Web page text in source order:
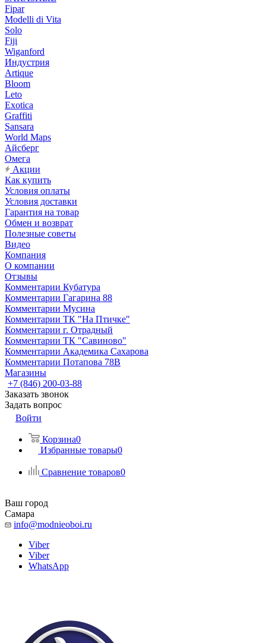
Fipar
Modelli di Vita
Solo
Fiji
Wiganford
Индустрия
Artique
Bloom
Leto
Exotica
Graffiti
Sansara
World Maps
Айсберг
Омега
Акции
Как купить
Условия оплаты
Условия доставки
Гарантия на товар
Обмен и возврат
Полезные советы
Видео
Компания
О компании
Отзывы
Комментарии Кубатура
Комментарии Гагарина 88
Комментарии Мусина
Комментарии ТК "На Птичке"
Комментарии г. Отрадный
Комментарии ТК "Савиново"
Комментарии Академика Сахарова
Комментарии Потапова 78В
Магазины
+7 (846) 200-03-88
Заказать звонок
Задать вопрос
Войти
Корзина0
Избранные товары0
Сравнение товаров0
Ваш город
Самара
info@modnieoboi.ru
Viber
Viber
WhatsApp